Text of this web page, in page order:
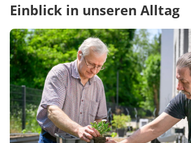
Einblick in unseren Alltag